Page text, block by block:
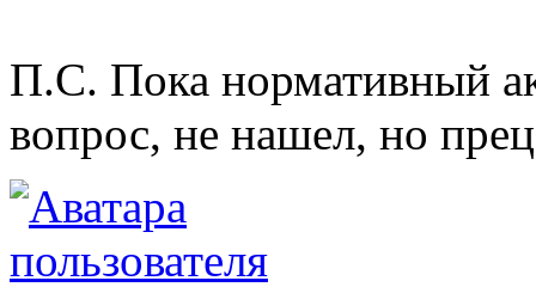
П.С. Пока нормативный
вопрос, не нашел, но